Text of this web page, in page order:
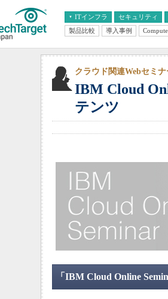
ITインフラ セキュリティ
エンタープライズAI
ERP
データ分析
情報系システム
経営
製品比較 導入事例
IBM Cloud
テンツ
クラウド関連Webセミ
「IBM Cloud Online